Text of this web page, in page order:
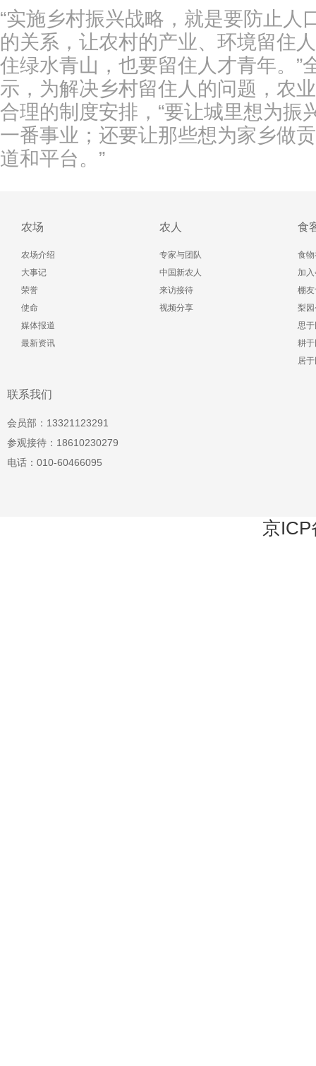
“实施乡村振兴战略，就是要防止
的关系，让农村的产业、环境留住
住绿水青山，也要留住人才青年。
示，为解决乡村留住人的问题，农
合理的制度安排，“要让城里想为
一番事业；还要让那些想为家乡做
道和平台。”
农场
农场介绍
大事记
荣誉
使命
媒体报道
最新资讯
农人
专家与团队
中国新农人
来访接待
视频分享
食
食
加
棚
梨
思
耕
居
联系我们
会员部：13321123291
参观接待：18610230279
电话：010-60466095
京ICP